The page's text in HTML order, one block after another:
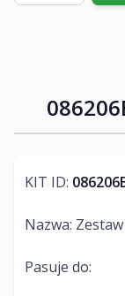
KIT ID:
Nazwa:
Pasuje do: